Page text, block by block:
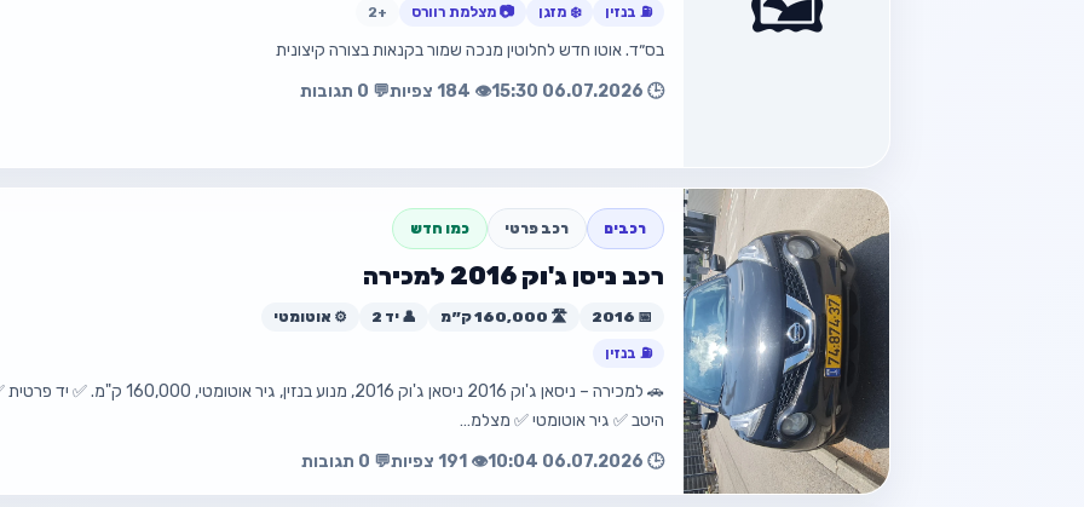
חזור למודעה
⛽ בנזין ❄️ מזגן 📷 מצלמת רוורס +2
בס״ד. אוטו חדש לחלוטין מנכה שמור בקנאות בצורה קיצונית
🕒 06.07.2026 15:30
👁️ 184 צפיות 💬 0 תגובות
חזור
רכבים רכב פרטי כמו חדש
רכב ניסן ג'וק 2016 למכירה
📅 2016 🛣️ 160,000 ק״מ 👤 יד 2 ⚙️ אוטומטי
⛽ בנזין
🚗 למכירה – ניסאן ג'וק 2016 ניסאן ג'וק
היטב ✅ גיר אוטומטי ✅ מצלמ…
🕒 06.07.2026 10:04
👁️ 191 צפיות 💬 0 תגובות